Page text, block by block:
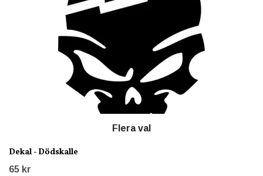
Flera val
Dekal - Dödskalle
65 kr